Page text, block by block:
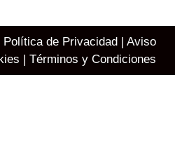
Política de Privacidad | Aviso
| Términos y Condiciones